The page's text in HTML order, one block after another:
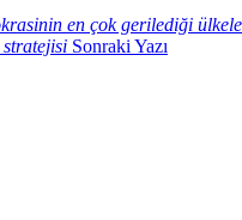
en çok gerilediği
stratejisi Sonraki Yazı